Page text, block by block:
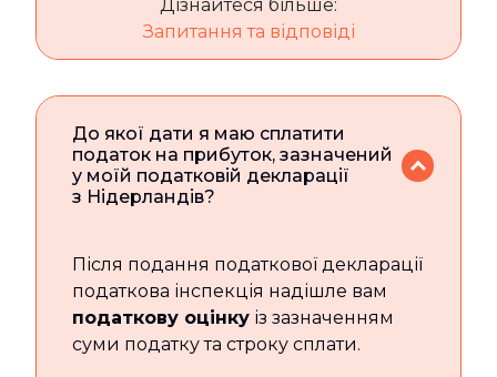
Дізнайтеся більше:
Запитання та відповіді
До якої дати я маю сплатити
податок на прибуток, зазначений
у моїй податковій декларації
з Нідерландів?
Після подання податкової декларації
податкова інспекція надішле вам
податкову оцінку із зазначенням
суми податку та строку сплати.